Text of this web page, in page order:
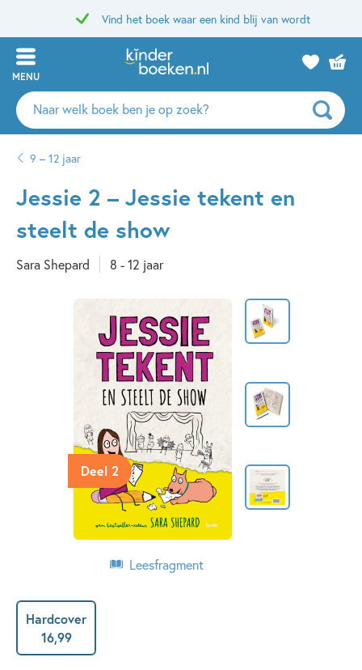
Vind het boek waar een kind blij van wordt
MENU
Zoeken
naar
auteurs
uitgevers
9 – 12 jaar
Jessie 2 – Jessie tekent en
steelt de show
Sara Shepard 8 - 12 jaar
Deel 2
Leesfragment
Hardcover
16,99